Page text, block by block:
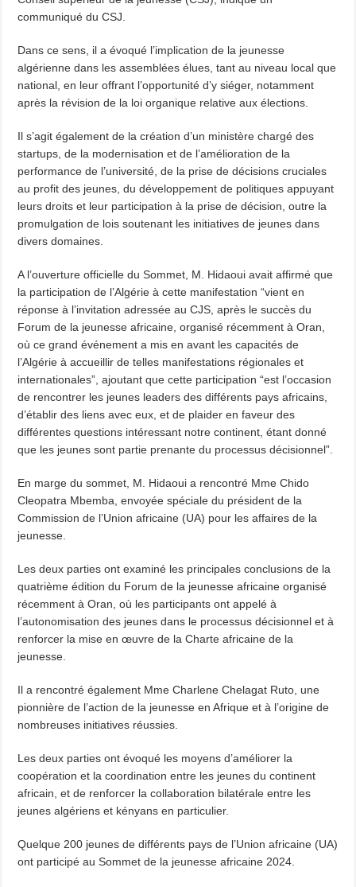
communiqué du CSJ.
Dans ce sens, il a évoqué l’implication de la jeunesse
algérienne dans les assemblées élues, tant au niveau local que
national, en leur offrant l’opportunité d’y siéger, notamment
après la révision de la loi organique relative aux élections.
Il s’agit également de la création d’un ministère chargé des
startups, de la modernisation et de l’amélioration de la
performance de l’université, de la prise de décisions cruciales
au profit des jeunes, du développement de politiques appuyant
leurs droits et leur participation à la prise de décision, outre la
promulgation de lois soutenant les initiatives de jeunes dans
divers domaines.
A l’ouverture officielle du Sommet, M. Hidaoui avait affirmé que
la participation de l’Algérie à cette manifestation “vient en
réponse à l’invitation adressée au CJS, après le succès du
Forum de la jeunesse africaine, organisé récemment à Oran,
où ce grand événement a mis en avant les capacités de
l’Algérie à accueillir de telles manifestations régionales et
internationales”, ajoutant que cette participation “est l’occasion
de rencontrer les jeunes leaders des différents pays africains,
d’établir des liens avec eux, et de plaider en faveur des
différentes questions intéressant notre continent, étant donné
que les jeunes sont partie prenante du processus décisionnel”.
En marge du sommet, M. Hidaoui a rencontré Mme Chido
Cleopatra Mbemba, envoyée spéciale du président de la
Commission de l’Union africaine (UA) pour les affaires de la
jeunesse.
Les deux parties ont examiné les principales conclusions de la
quatrième édition du Forum de la jeunesse africaine organisé
récemment à Oran, où les participants ont appelé à
l’autonomisation des jeunes dans le processus décisionnel et à
renforcer la mise en œuvre de la Charte africaine de la
jeunesse.
Il a rencontré également Mme Charlene Chelagat Ruto, une
pionnière de l’action de la jeunesse en Afrique et à l’origine de
nombreuses initiatives réussies.
Les deux parties ont évoqué les moyens d’améliorer la
coopération et la coordination entre les jeunes du continent
africain, et de renforcer la collaboration bilatérale entre les
jeunes algériens et kényans en particulier.
Quelque 200 jeunes de différents pays de l’Union africaine (UA)
ont participé au Sommet de la jeunesse africaine 2024.